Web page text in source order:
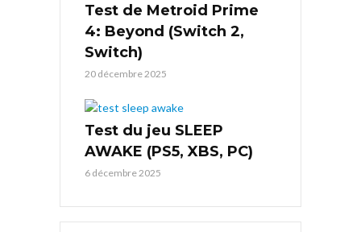
Test de Metroid Prime
4: Beyond (Switch 2,
Switch)
20 décembre 2025
Test du jeu SLEEP
AWAKE (PS5, XBS, PC)
6 décembre 2025